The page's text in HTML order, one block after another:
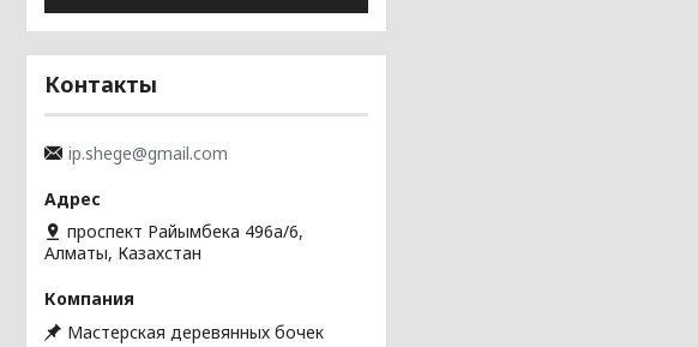
Контакты
ip.shege@gmail.com
проспект Райымбека 496а/6,
Алматы, Казахстан
Мастерская деревянных бочек